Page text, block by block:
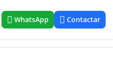
WhatsApp Contactar